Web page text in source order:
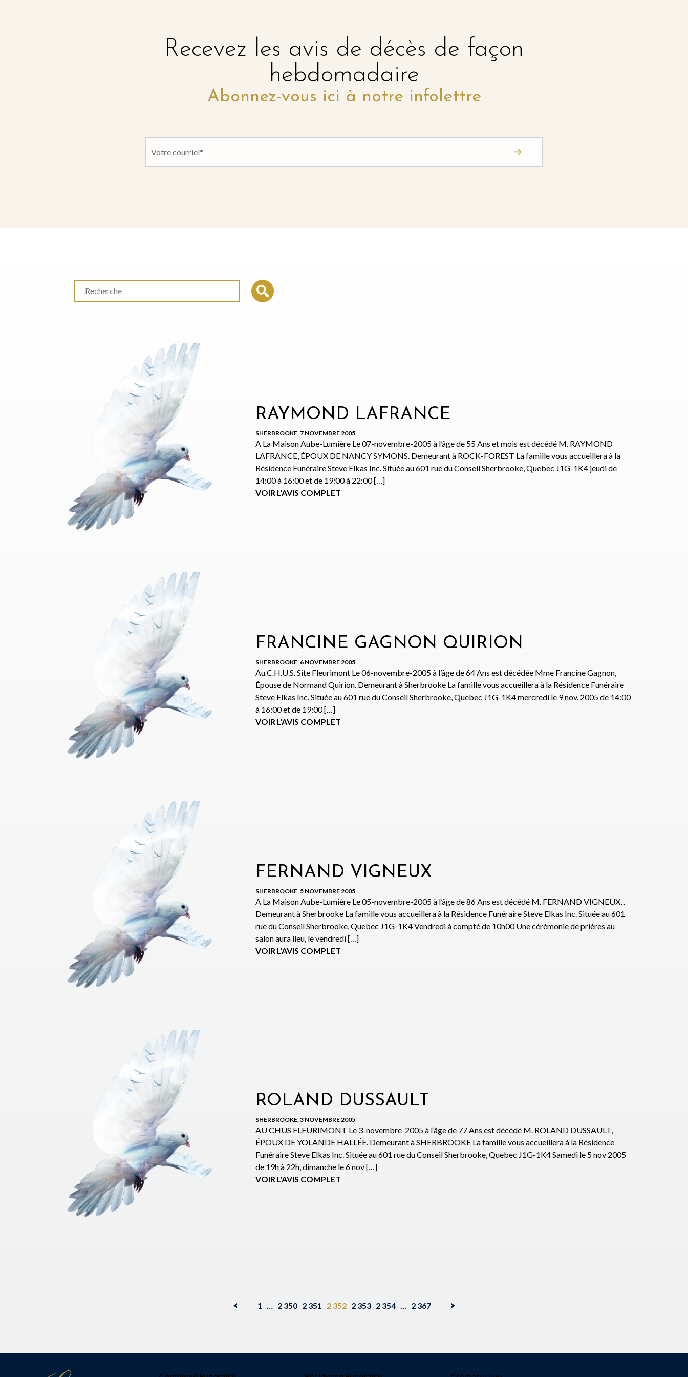
Recevez les avis de décès de façon
hebdomadaire
Abonnez-vous ici à notre infolettre
RAYMOND LAFRANCE
SHERBROOKE, 7 NOVEMBRE 2005
A La Maison Aube-Lumière Le 07-novembre-2005 à l’âge de 55 Ans et mois est décédé M. RAYMOND
LAFRANCE, ÉPOUX DE NANCY SYMONS. Demeurant à ROCK-FOREST La famille vous accueillera à la
Résidence Funéraire Steve Elkas Inc. Située au 601 rue du Conseil Sherbrooke, Quebec J1G-1K4 jeudi de
14:00 à 16:00 et de 19:00 à 22:00 […]
VOIR L'AVIS COMPLET
FRANCINE GAGNON QUIRION
SHERBROOKE, 6 NOVEMBRE 2005
Au C.H.U.S. Site Fleurimont Le 06-novembre-2005 à l’âge de 64 Ans est décédée Mme Francine Gagnon,
Épouse de Normand Quirion. Demeurant à Sherbrooke La famille vous accueillera à la Résidence Funéraire
Steve Elkas Inc. Située au 601 rue du Conseil Sherbrooke, Quebec J1G-1K4 mercredi le 9 nov. 2005 de 14:00
à 16:00 et de 19:00 […]
VOIR L'AVIS COMPLET
FERNAND VIGNEUX
SHERBROOKE, 5 NOVEMBRE 2005
A La Maison Aube-Lumière Le 05-novembre-2005 à l’âge de 86 Ans est décédé M. FERNAND VIGNEUX, .
Demeurant à Sherbrooke La famille vous accueillera à la Résidence Funéraire Steve Elkas Inc. Située au 601
rue du Conseil Sherbrooke, Quebec J1G-1K4 Vendredi à compté de 10h00 Une cérémonie de prières au
salon aura lieu, le vendredi […]
VOIR L'AVIS COMPLET
ROLAND DUSSAULT
SHERBROOKE, 3 NOVEMBRE 2005
AU CHUS FLEURIMONT Le 3-novembre-2005 à l’âge de 77 Ans est décédé M. ROLAND DUSSAULT,
ÉPOUX DE YOLANDE HALLÉE. Demeurant à SHERBROOKE La famille vous accueillera à la Résidence
Funéraire Steve Elkas Inc. Située au 601 rue du Conseil Sherbrooke, Quebec J1G-1K4 Samedi le 5 nov 2005
de 19h à 22h, dimanche le 6 nov […]
VOIR L'AVIS COMPLET
1 2 350 2 351 2 352 2 353 2 354 2 367